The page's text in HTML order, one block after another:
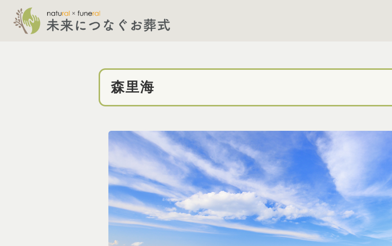
森里海 | ナチュラル×フューネラル 未来につなぐお葬式
森里海